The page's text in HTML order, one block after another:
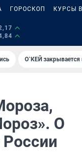
ГОРОСКОП КУРСЫ
О`КЕЙ закрывается
О